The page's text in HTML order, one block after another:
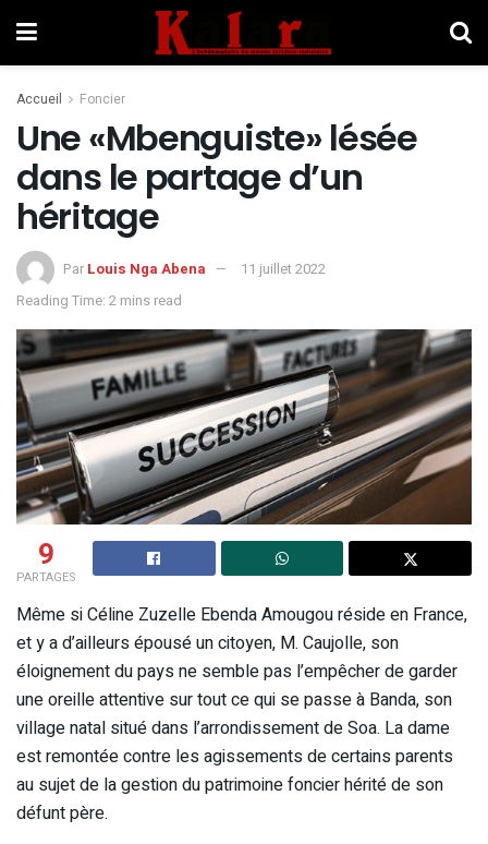
Accueil Foncier
Une «Mbenguiste» lésée
dans le partage d’un
héritage
Par Louis Nga Abena
11 juillet 2022
Reading Time: 2 mins read
9
PARTAGES
Même si Céline Zuzelle Ebenda Amougou réside en France,
et y a d’ailleurs épousé un citoyen, M. Caujolle, son
éloignement du pays ne semble pas l’empêcher de garder
une oreille attentive sur tout ce qui se passe à Banda, son
village natal situé dans l’arrondissement de Soa. La dame
est remontée contre les agissements de certains parents
au sujet de la gestion du patrimoine foncier hérité de son
défunt père.